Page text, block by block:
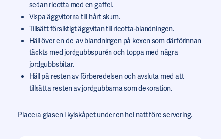
sedan ricotta med en gaffel.
Vispa äggvitorna till hårt skum.
Tillsätt försiktigt äggvitan till ricotta-blandningen.
Häll över en del av blandningen på kexen som därförinnan
täckts med jordgubbspurén och toppa med några
jordgubbsbitar.
Häll på resten av förberedelsen och avsluta med att
tillsätta resten av jordgubbarna som dekoration.
Placera glasen i kylskåpet under en hel natt före servering.